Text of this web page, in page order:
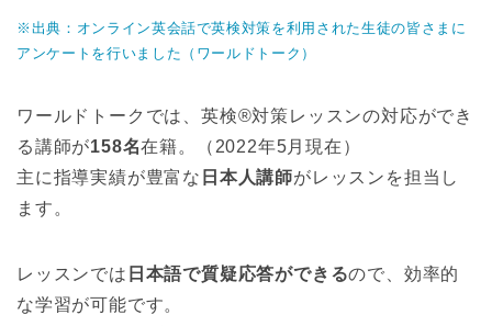
※出典：オンライン英会話で英検対策を利用された生徒の皆さまに
アンケートを行いました（ワールドトーク）
ワールドトークでは、英検®対策レッスンの対応ができ
る講師が158名在籍。（2022年5月現在）
主に指導実績が豊富な 日本人講師がレッスンを担当し
ます。
レッスンでは 日本語で質疑応答ができるので、効率的
な学習が可能です。